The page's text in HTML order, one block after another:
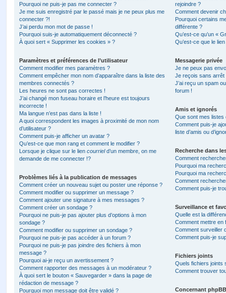
Pourquoi ne puis-je pas me connecter ?
Je me suis enregistré par le passé mais je ne peux plus me
connecter ?!
J’ai perdu mon mot de passe !
Pourquoi suis-je automatiquement déconnecté ?
À quoi sert « Supprimer les cookies » ?
Paramètres et préférences de l’utilisateur
Comment modifier mes paramètres ?
Comment empêcher mon nom d’apparaître dans la liste des
membres connectés ?
Les heures ne sont pas correctes !
J’ai changé mon fuseau horaire et l’heure est toujours
incorrecte !
Ma langue n’est pas dans la liste !
A quoi correspondent les images à proximité de mon nom
d’utilisateur ?
Comment puis-je afficher un avatar ?
Qu’est-ce que mon rang et comment le modifier ?
Lorsque je clique sur le lien courrield’un membre, on me
demande de me connecter !?
Problèmes liés à la publication de messages
Comment créer un nouveau sujet ou poster une réponse ?
Comment modifier ou supprimer un message ?
Comment ajouter une signature à mes messages ?
Comment créer un sondage ?
Pourquoi ne puis-je pas ajouter plus d’options à mon
sondage ?
Comment modifier ou supprimer un sondage ?
Pourquoi ne puis-je pas accéder à un forum ?
Pourquoi ne puis-je pas joindre des fichiers à mon
message ?
Pourquoi ai-je reçu un avertissement ?
Comment rapporter des messages à un modérateur ?
À quoi sert le bouton « Sauvegarder » dans la page de
rédaction de message ?
Pourquoi mon message doit être validé ?
rejoindre ?
Comment devenir
Pourquoi certains
différente ?
Qu’est-ce qu’un «
Qu’est-ce que le
Messagerie privée
Je ne peux pas
Je reçois sans arrêt
J’ai reçu un spam
forum !
Amis et ignorés
Que sont mes listes
Comment puis-je
liste d’amis ou
Recherche dans
Comment
Pourquoi ma
Pourquoi ma
Comment
Comment puis-je
Surveillance et
Quelle est la
Comment mettre en
Comment surveiller
Comment puis-je
Fichiers joints
Quels fichiers joints
Comment trouver
Concernant phpBB